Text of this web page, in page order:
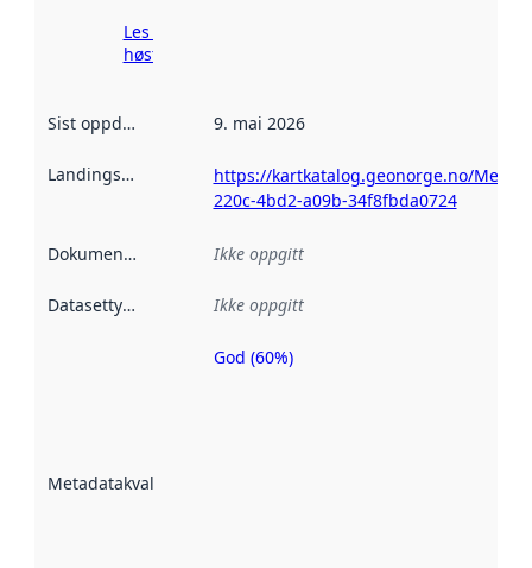
Les mer om
høsting her
Sist oppdatert 9. mai 2026
Landingsside
https://kartkatalog.geonorge.no/
220c-4bd2-a09b-34f8fbda0724
Dokumentasjon Ikke oppgitt
Datasettype Ikke oppgitt
Metadatakvalitet
Metadatakvalitet
God (60%)